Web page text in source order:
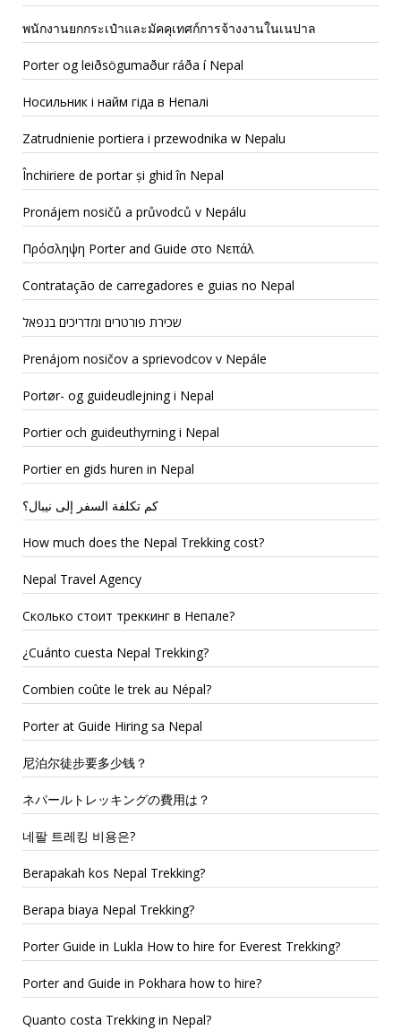
พนักงานยกกระเป๋าและมัคคุเทศก์การจ้างงานในเนปาล
Porter og leiðsögumaður ráða í Nepal
Носильник і найм гіда в Непалі
Zatrudnienie portiera i przewodnika w Nepalu
Închiriere de portar și ghid în Nepal
Pronájem nosičů a průvodců v Nepálu
Πρόσληψη Porter and Guide στο Νεπάλ
Contratação de carregadores e guias no Nepal
שכירת פורטרים ומדריכים בנפאל
Prenájom nosičov a sprievodcov v Nepále
Portør- og guideudlejning i Nepal
Portier och guideuthyrning i Nepal
Portier en gids huren in Nepal
كم تكلفة السفر إلى نيبال؟
How much does the Nepal Trekking cost?
Nepal Travel Agency
Сколько стоит треккинг в Непале?
¿Cuánto cuesta Nepal Trekking?
Combien coûte le trek au Népal?
Porter at Guide Hiring sa Nepal
尼泊尔徒步要多少钱？
ネパールトレッキングの費用は？
네팔 트레킹 비용은?
Berapakah kos Nepal Trekking?
Berapa biaya Nepal Trekking?
Porter Guide in Lukla How to hire for Everest Trekking?
Porter and Guide in Pokhara how to hire?
Quanto costa Trekking in Nepal?